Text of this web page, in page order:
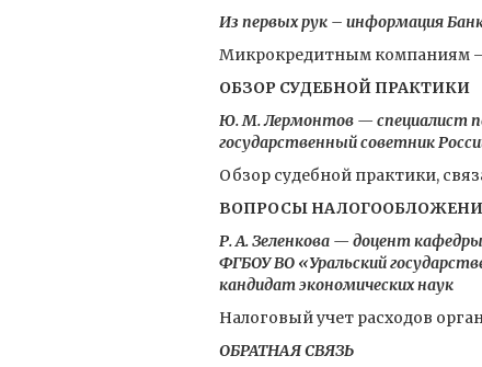
Из первых рук – информация
Микрокредитным компаниям –
ОБЗОР СУДЕБНОЙ ПРАКТИКИ
Ю. М. Лермонтов — специалист
государственный советник
Обзор судебной практики,
ВОПРОСЫ
Р. А. Зеленкова — доцент
ФГБОУ ВО «Уральский
кандидат экономических наук
Налоговый учет расходов
ОБРАТНАЯ СВЯЗЬ